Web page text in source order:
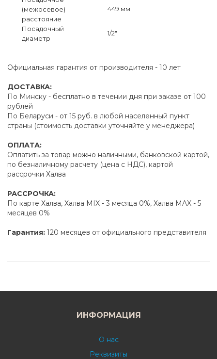
(межосевое)
расстояние
449 мм
Посадочный
диаметр
1/2"
Официальная гарантия от производителя - 10 лет
ДОСТАВКА:
По Минску - бесплатно в течении дня при заказе от 100
рублей
По Беларуси - от 15 руб. в любой населенный пункт
страны (стоимость доставки уточняйте у менеджера)
ОПЛАТА:
Оплатить за товар можно наличными, банковской картой,
по безналичному расчету (цена с НДС), картой
рассрочки Халва
РАССРОЧКА:
По карте Халва, Халва MIX - 3 месяца 0%, Халва MAX - 5
месяцев 0%
Гарантия: 120 месяцев от официального представителя
ИНФОРМАЦИЯ
О нас
Реквизиты